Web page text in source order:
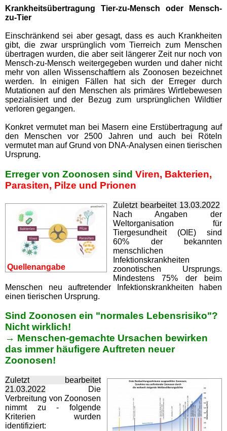
Krankheitsübertragung Tier-zu-Mensch oder Mensch-
zu-Tier
Einschränkend sei aber gesagt, dass es auch Krankheiten
gibt, die zwar ursprünglich vom Tierreich zum Menschen
übertragen wurden, die aber seit längerer Zeit nur noch von
Mensch-zu-Mensch weitergegeben wurden und daher nicht
mehr von allen Wissenschaftlern als Zoonosen bezeichnet
werden. In einigen Fällen hat sich der Erreger durch
Mutationen auf den Menschen als primäres Wirtlebewesen
spezialisiert und der Bezug zum ursprünglichen Wildtier
verloren gegangen.
Konkret vermutet man bei Masern eine Erstübertragung auf
den Menschen vor 2500 Jahren und auch bei Röteln
vermutet man auf Grund von DNA-Analysen einen tierischen
Ursprung.
Erreger von Zoonosen sind Viren, Bakterien,
Parasiten, Pilze und Prionen
Quellenangabe
Zuletzt bearbeitet 13.03.2022
Nach Angaben der
Weltorganisation für
Tiergesundheit (OIE) sind
60% der bekannten
menschlichen
Infektionskrankheiten
zoonotischen Ursprungs.
Mindestens 75% der beim
Menschen neu auftretender Infektionskrankheiten haben
einen tierischen Ursprung.
Sind Zoonosen ein "normales Lebensrisiko"?
Nicht wirklich!
→ Menschen-gemachte Ursachen bewirken
das immer häufigere Auftreten neuer
Zoonosen!
Zuletzt bearbeitet
21.03.2022 Die
Verbreitung von Zoonosen
nimmt zu - folgende
Kriterien wurden
identifiziert: